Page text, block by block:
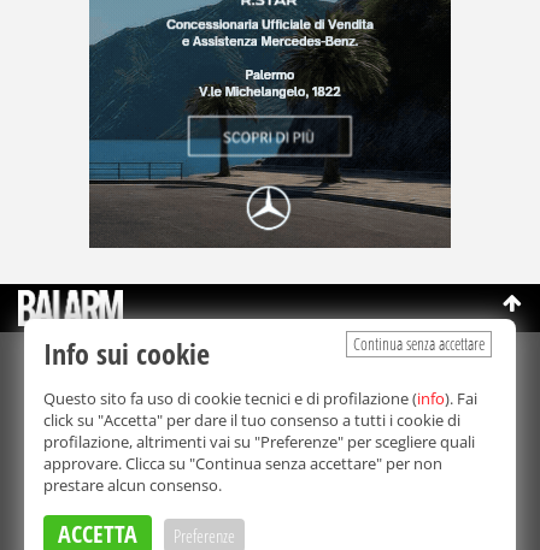
©Copyright 2003-2026
Bmedia Srl- P.IVA 07064240828
La riproduzione totale o parziale di tutti i contenuti, in qualunque
forma, su qualsiasi supporto è proibita.
Balarm.it è una testata giornalistica registrata. Autorizzazione del
Tribunale di Palermo n° 32 del 21/10/2003
Direttore responsabile:
Continua senza accettare
Info sui cookie
Questo sito fa uso di cookie tecnici e di profilazione (info). Fai
click su "Accetta" per dare il tuo consenso a tutti i cookie di
profilazione, altrimenti vai su "Preferenze" per scegliere quali
approvare. Clicca su "Continua senza accettare" per non
prestare alcun consenso.
ACCETTA Preferenze